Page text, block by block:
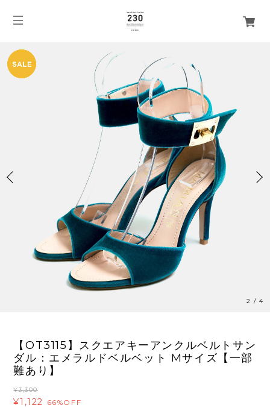
3 /4
【OT3115】スクエアキーアンクルベルトサン
ダル：エメラルドベルベット Mサイズ【一部
難あり】
¥3,300
¥1,122 66%OFF